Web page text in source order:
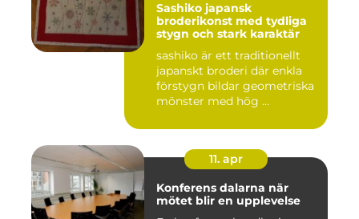
Sashiko japansk
broderikonst med tydliga
stygn och stark karaktär
sashiko är ett traditionellt
japanskt broderi där enkla
förstygn bildar geometriska
mönster med hög ...
11. apr
Konferens dalarna när
mötet blir en upplevelse